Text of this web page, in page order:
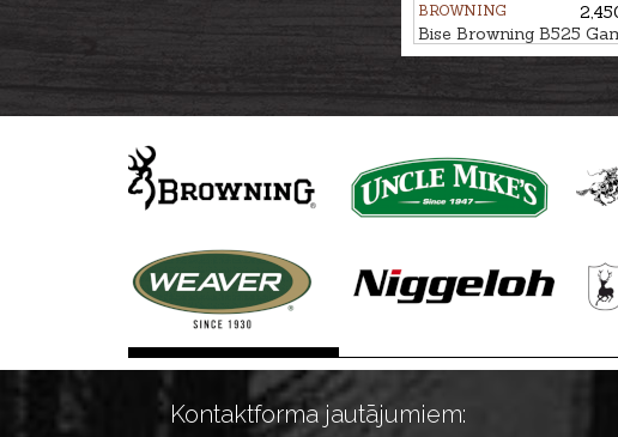
BROWNING
Bise Browning B525
kal. 12/76, 76cm
Kontaktforma jautājumiem: